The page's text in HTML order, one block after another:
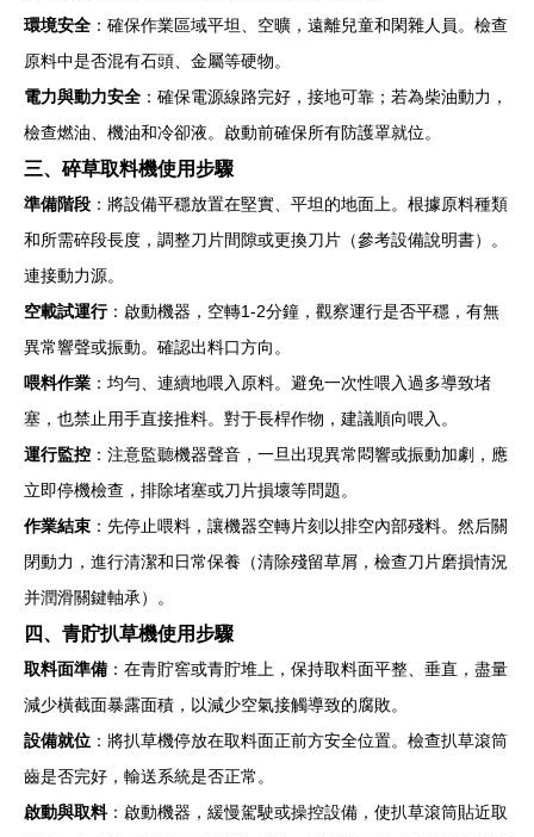
環境安全 ：確保作業區域平坦、空曠，遠離兒童和閑雜人員。檢查
原料中是否混有石頭、金屬等硬物。
電力與動力安全 ：確保電源線路完好，接地可靠；若為柴油動力，
檢查燃油、機油和冷卻液。啟動前確保所有防護罩就位。
三、碎草取料機使用步驟
準備階段 ：將設備平穩放置在堅實、平坦的地面上。根據原料種類
和所需碎段長度，調整刀片間隙或更換刀片（參考設備說明書）。
連接動力源。
空載試運行：啟動機器，空轉1-2分鐘，觀察運行是否平穩，有無
異常響聲或振動。確認出料口方向。
喂料作業 ：均勻、連續地喂入原料。避免一次性喂入過多導致堵
塞，也禁止用手直接推料。對于長桿作物，建議順向喂入。
運行監控 ：注意監聽機器聲音，一旦出現異常悶響或振動加劇，應
立即停機檢查，排除堵塞或刀片損壞等問題。
作業結束 ：先停止喂料，讓機器空轉片刻以排空內部殘料。然后關
閉動力，進行清潔和日常保養（清除殘留草屑，檢查刀片磨損情況
并潤滑關鍵軸承）。
四、青貯扒草機使用步驟
取料面準備 ：在青貯窖或青貯堆上，保持取料面平整、垂直，盡量
減少橫截面暴露面積，以減少空氣接觸導致的腐敗。
設備就位 ：將扒草機停放在取料面正前方安全位置。檢查扒草滾筒
齒是否完好，輸送系統是否正常。
啟動與取料：啟動機器，緩慢駕駛或操控設備，使扒草滾筒貼近取